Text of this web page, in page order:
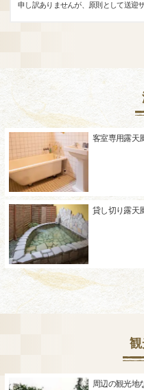
申し訳ありませんが、原則として送迎
客室専用露天
貸し切り露天
観
周辺の観光地